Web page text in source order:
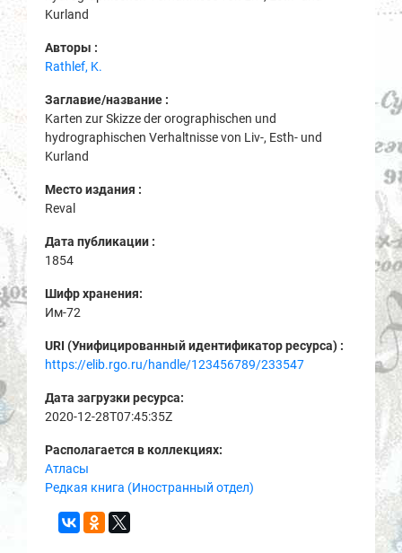
Kurland
Авторы :
Rathlef, K.
Заглавие/название :
Karten zur Skizze der orographischen und
hydrographischen Verhaltnisse von Liv-, Esth- und
Kurland
Место издания :
Reval
Дата публикации :
1854
Шифр хранения:
Им-72
URI (Унифицированный идентификатор ресурса) :
https://elib.rgo.ru/handle/123456789/233547
Дата загрузки ресурса:
2020-12-28T07:45:35Z
Располагается в коллекциях:
Атласы
Редкая книга (Иностранный отдел)